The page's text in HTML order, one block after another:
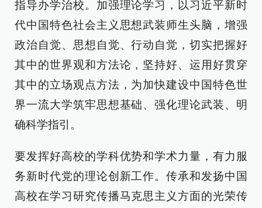
指导办学治校。加强理论学习，以习近平新时
代中国特色社会主义思想武装师生头脑，增强
政治自觉、思想自觉、行动自觉，切实把握好
其中的世界观和方法论，坚持好、运用好贯穿
其中的立场观点方法，为加快建设中国特色世
界一流大学筑牢思想基础、强化理论武装、明
确科学指引。
要发挥好高校的学科优势和学术力量，有力服
务新时代党的理论创新工作。传承和发扬中国
高校在学习研究传播马克思主义方面的光荣传